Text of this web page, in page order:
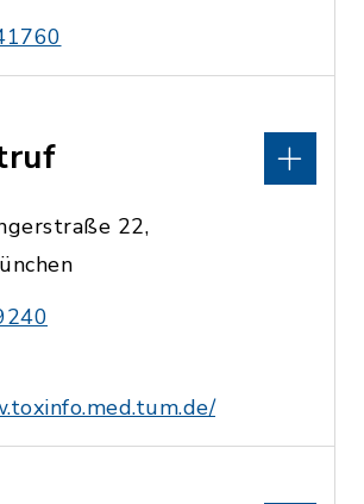
22,